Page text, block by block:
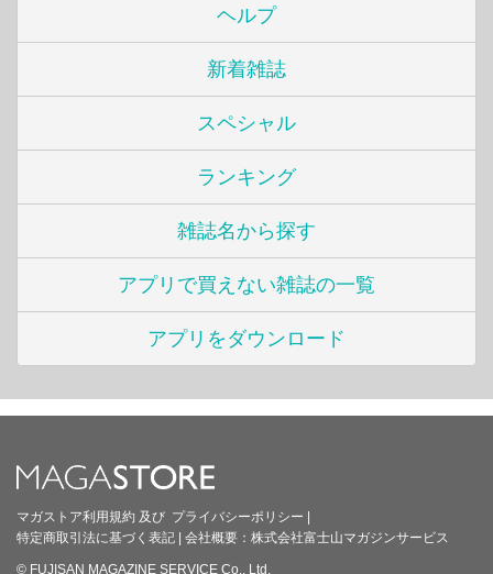
ヘルプ
新着雑誌
スペシャル
ランキング
雑誌名から探す
アプリで買えない雑誌の一覧
アプリをダウンロード
マガストア利用規約 及び プライバシーポリシー
特定商取引法に基づく表記
会社概要： 株式会社富士山マガジンサービス
© FUJISAN MAGAZINE SERVICE Co., Ltd.